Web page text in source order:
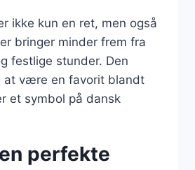
ikke kun en ret, men også
bringer minder frem fra
festlige stunder. Den
være en favorit blandt
et symbol på dansk
perfekte